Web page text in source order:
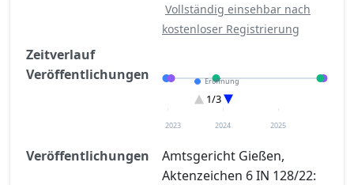
Vollständig einsehbar nach
kostenloser Registrierung
Zeitverlauf
Veröffentlichungen
Eröffnung
Sonstiges
Entscheidung im Verfahren
1/3
2023 2024 2025
Veröffentlichungen
Amtsgericht Gießen,
Aktenzeichen 6 IN 128/22: